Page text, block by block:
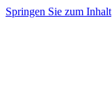
Springen Sie zum Inhalt